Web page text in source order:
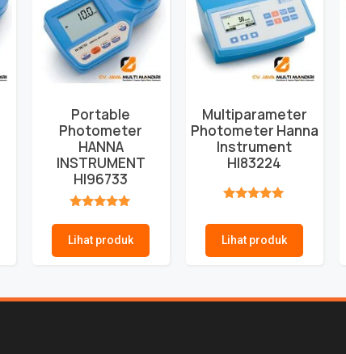
Portable
Photometer
HANNA
INSTRUMENT
HI96733
Lihat produk
Multiparameter
Photometer Hanna
Instrument
HI83224
Lihat produk